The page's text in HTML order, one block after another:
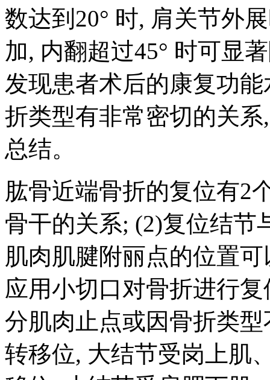
数达到20° 时, 肩关节外
加, 内翻超过45° 时可显
发现患者术后的康复功
折类型有非常密切的关
总结。
肱骨近端骨折的复位有2
骨干的关系; (2)复位结节
肌肉肌腱附丽点的位置
应用小切口对骨折进行
分肌肉止点或因骨折类
转移位, 大结节受岗上肌